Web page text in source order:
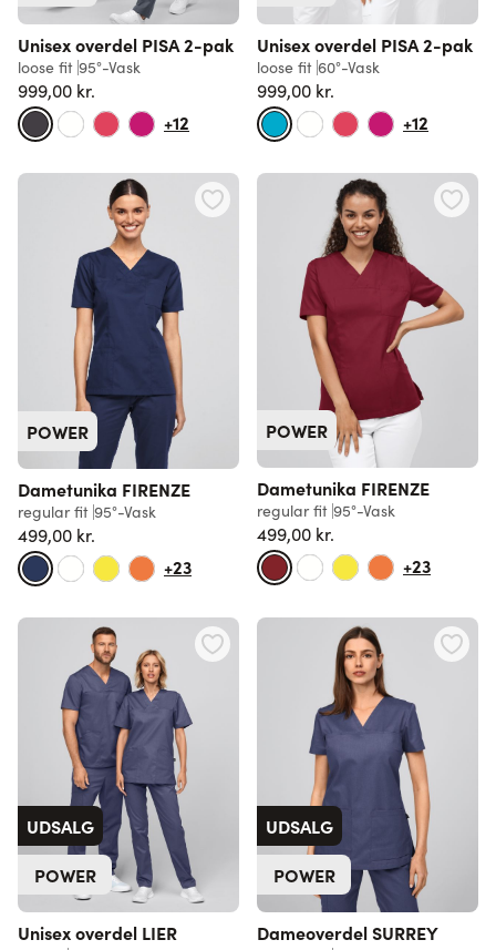
Unisex overdel PISA 2-pak
loose fit 95°-Vask
999,00 kr.
+12
Unisex overdel PISA 2-pak
loose fit 60°-Vask
999,00 kr.
+12
POWER
Dametunika FIRENZE
regular fit 95°-Vask
499,00 kr.
+23
POWER
Dametunika FIRENZE
regular fit 95°-Vask
499,00 kr.
+23
UDSALG
POWER
Unisex overdel LIER
UDSALG
POWER
Dameoverdel SURREY